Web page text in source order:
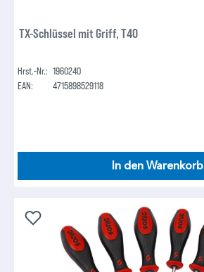
TX-Schlüssel mit Griff, T40
Hrst.-Nr.: 1960240
EAN:
4715898529118
In den Warenkorb